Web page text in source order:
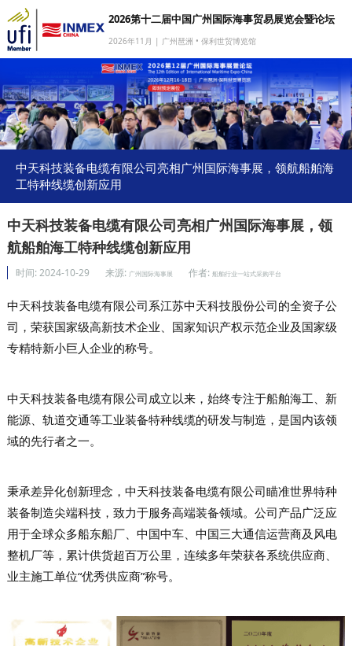
我要参展
我要参会
我要参观
商旅服务
媒体中心
下载中心
2026第十二届中国广州国际海事贸易展览会暨论坛
2026年11月 | 广州琶洲 • 保利世贸博览馆
中天科技装备电缆有限公司亮相广州国际海事展，领航船舶海
工特种线缆创新应用
中天科技装备电缆有限公司亮相广州国际海事展，领
航船舶海工特种线缆创新应用
时间: 2024-10-29 来源: 广州国际海事展 作者: 船舶行业一站式采购平台
中天科技装备电缆有限公司系江苏中天科技股份公司的全资子公
司，荣获国家级高新技术企业、国家知识产权示范企业及国家级
专精特新小巨人企业的称号。
中天科技装备电缆有限公司成立以来，始终专注于船舶海工、新
能源、轨道交通等工业装备特种线缆的研发与制造，是国内该领
域的先行者之一。
秉承差异化创新理念，中天科技装备电缆有限公司瞄准世界特种
装备制造尖端科技，致力于服务高端装备领域。公司产品广泛应
用于全球众多船东船厂、中国中车、中国三大通信运营商及风电
整机厂等，累计供货超百万公里，连续多年荣获各系统供应商、
业主施工单位“优秀供应商”称号。